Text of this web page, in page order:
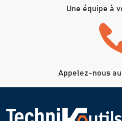
Une équipe à
Appelez-nous au